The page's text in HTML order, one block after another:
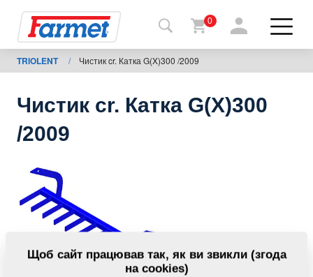
Назад
на
Farmet
Мої
машини
Завантаження
0
TRIOLENT / Чистик cr. Катка G(X)300 /2009
Чистик cr. Катка G(X)300
/2009
Щоб сайт працював так, як ви звикли (згода
на cookies)